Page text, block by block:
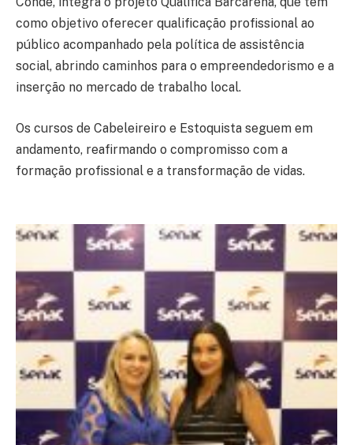
como objetivo oferecer qualificação profissional ao
público acompanhado pela política de assistência
social, abrindo caminhos para o empreendedorismo e a
inserção no mercado de trabalho local.
Os cursos de Cabeleireiro e Estoquista seguem em
andamento, reafirmando o compromisso com a
formação profissional e a transformação de vidas.